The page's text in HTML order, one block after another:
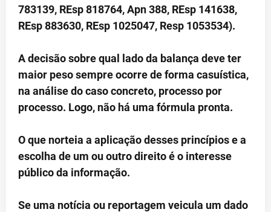
783139, REsp 818764, Apn 388, REsp 141638,
REsp 883630, REsp 1025047, Resp 1053534).
A decisão sobre qual lado da balança deve ter
maior peso sempre ocorre de forma casuística,
na análise do caso concreto, processo por
processo. Logo, não há uma fórmula pronta.
O que norteia a aplicação desses princípios e a
escolha de um ou outro direito é o interesse
público da informação.
Se uma notícia ou reportagem veicula um dado